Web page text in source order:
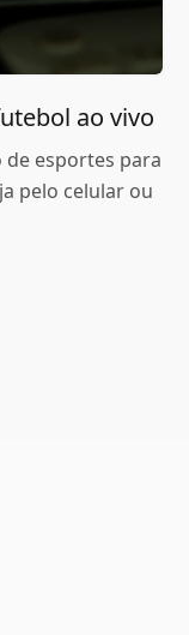
ao vivo
de esportes para
pelo celular ou